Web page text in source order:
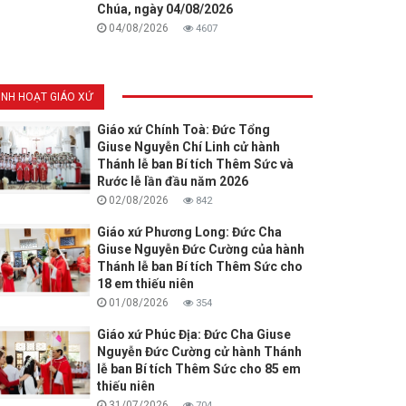
Chúa, ngày 04/08/2026
04/08/2026 4607
HOẠT GIÁO XỨ
Giáo xứ Chính Toà: Đức Tổng
Giuse Nguyễn Chí Linh cử hành
Thánh lễ ban Bí tích Thêm Sức và
Rước lễ lần đầu năm 2026
02/08/2026 842
Giáo xứ Phương Long: Đức Cha
Giuse Nguyễn Đức Cường của hành
Thánh lễ ban Bí tích Thêm Sức cho
18 em thiếu niên
01/08/2026 354
Giáo xứ Phúc Địa: Đức Cha Giuse
Nguyễn Đức Cường cử hành Thánh
lễ ban Bí tích Thêm Sức cho 85 em
thiếu niên